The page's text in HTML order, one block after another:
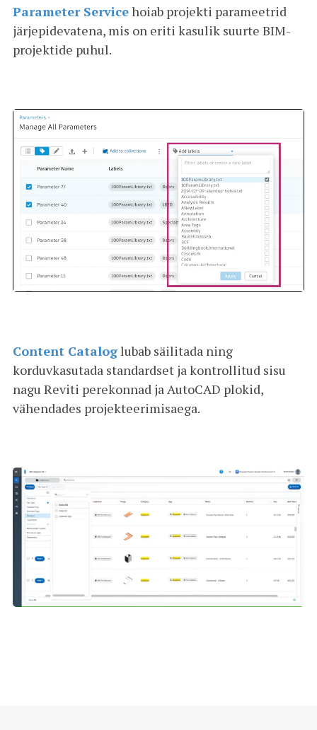
Parameter Servicehoiab projekti parameetrid
järjepidevatena, mis on eriti kasulik suurte BIM-
projektide puhul.
Content Cataloglubab säilitada ning
korduvkasutada standardset ja kontrollitud sisu
nagu Reviti perekonnad ja AutoCAD plokid,
vähendades projekteerimisaega.